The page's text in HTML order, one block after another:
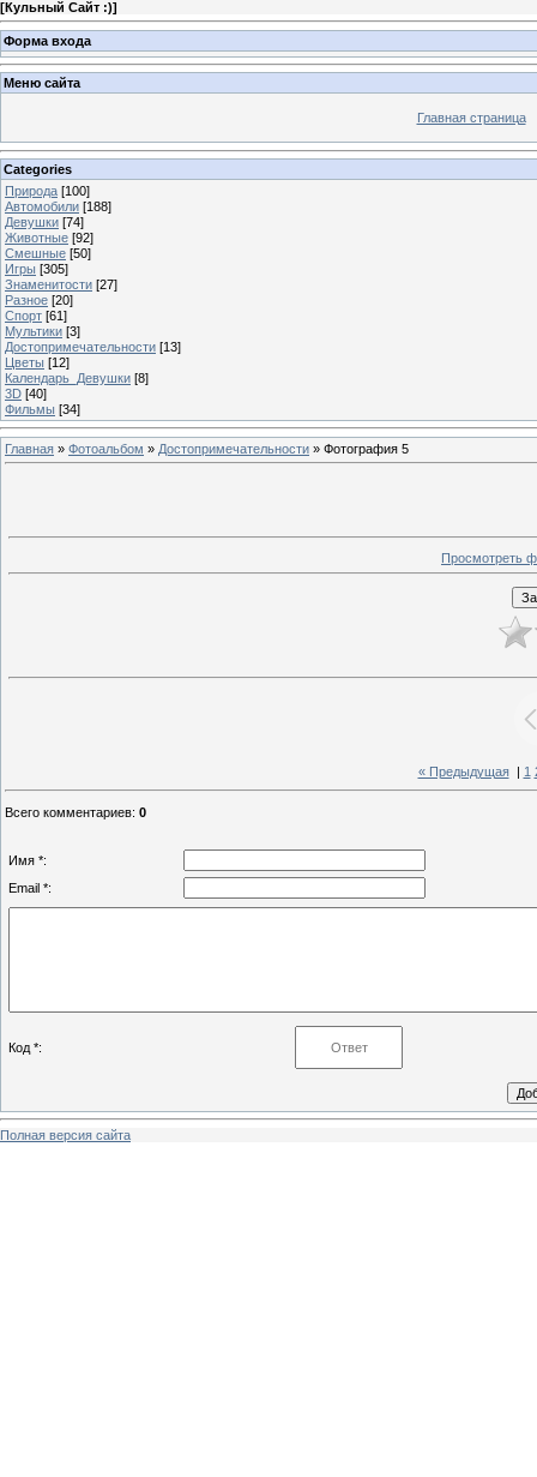
[Кульный Сайт :)]
Форма входа
Меню сайта
Главная страница
Categories
Природа [100]
Автомобили [188]
Девушки [74]
Животные [92]
Смешные [50]
Игры [305]
Знаменитости [27]
Разное [20]
Спорт [61]
Мультики [3]
Достопримечательности [13]
Цветы [12]
Календарь_Девушки [8]
3D [40]
Фильмы [34]
Главная » Фотоальбом » Достопримечательности » Фотография 5
Просмотреть
« Предыдущая| 1
Всего комментариев: 0
Имя *:
Email *:
Код *:
Полная версия сайта